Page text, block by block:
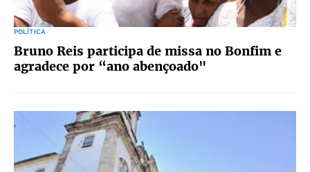
POLÍTICA
Bruno Reis participa de missa no Bonfim e
agradece por “ano abençoado"